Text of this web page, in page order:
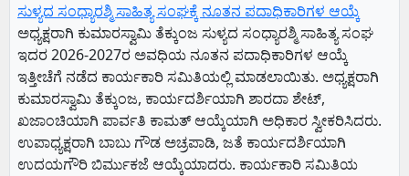
ಸುಳ್ಯದ ಸಂಧ್ಯಾರಶ್ಮಿ ಸಾಹಿತ್ಯ ಸಂಘಕ್ಕೆ ನೂತನ ಪದಾಧಿಕಾರಿಗಳ ಆಯ್ಕೆ
ಅಧ್ಯಕ್ಷರಾಗಿ ಕುಮಾರಸ್ವಾಮಿ ತೆಕ್ಕುಂಜ ಸುಳ್ಯದ ಸಂಧ್ಯಾರಶ್ಮಿ ಸಾಹಿತ್ಯ ಸಂಘ
ಇದರ 2026-2027ರ ಅವಧಿಯ ನೂತನ ಪದಾಧಿಕಾರಿಗಳ ಆಯ್ಕೆ
ಇತ್ತೀಚೆಗೆ ನಡೆದ ಕಾರ್ಯಕಾರಿ ಸಮಿತಿಯಲ್ಲಿ ಮಾಡಲಾಯಿತು. ಅಧ್ಯಕ್ಷರಾಗಿ
ಕುಮಾರಸ್ವಾಮಿ ತೆಕ್ಕುಂಜ, ಕಾರ್ಯದರ್ಶಿಯಾಗಿ ಶಾರದಾ ಶೇಟ್,
ಖಜಾಂಚಿಯಾಗಿ ಪಾರ್ವತಿ ಕಾಮತ್ ಆಯ್ಕೆಯಾಗಿ ಅಧಿಕಾರ ಸ್ವೀಕರಿಸಿದರು.
ಉಪಾಧ್ಯಕ್ಷರಾಗಿ ಬಾಬು ಗೌಡ ಅಚ್ರಪಾಡಿ, ಜತೆ ಕಾರ್ಯದರ್ಶಿಯಾಗಿ
ಉದಯಗೌರಿ ಬಿರ್ಮುಕಜೆ ಆಯ್ಕೆಯಾದರು. ಕಾರ್ಯಕಾರಿ ಸಮಿತಿಯ